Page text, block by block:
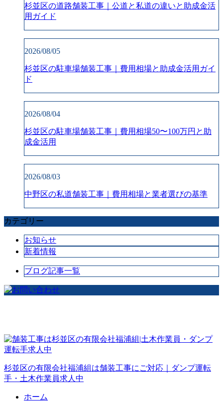
杉並区の道路舗装工事｜公道と私道の違いと助成金活
用ガイド
2026/08/05
杉並区の駐車場舗装工事｜費用相場と助成金活用ガイ
ド
2026/08/04
杉並区の駐車場舗装工事｜費用相場50〜100万円と助
成金活用
2026/08/03
中野区の私道舗装工事｜費用相場と業者選びの基準
カテゴリー
お知らせ
新着情報
ブログ記事一覧
杉並区の有限会社福浦組は舗装工事にご対応｜ダンプ運転
手・土木作業員求人中
ホーム